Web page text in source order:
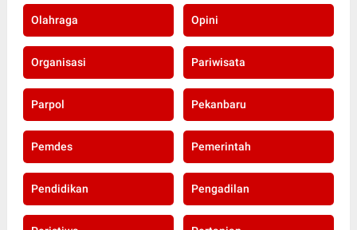
Olahraga Opini
Organisasi Pariwisata
Parpol Pekanbaru
Pemdes Pemerintah
Pendidikan Pengadilan